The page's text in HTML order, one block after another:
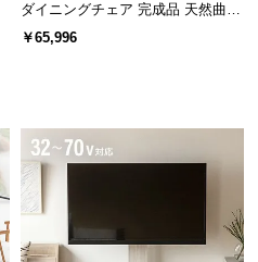
ダイニングチェア 完成品 天然曲木
4脚セット
￥65,996